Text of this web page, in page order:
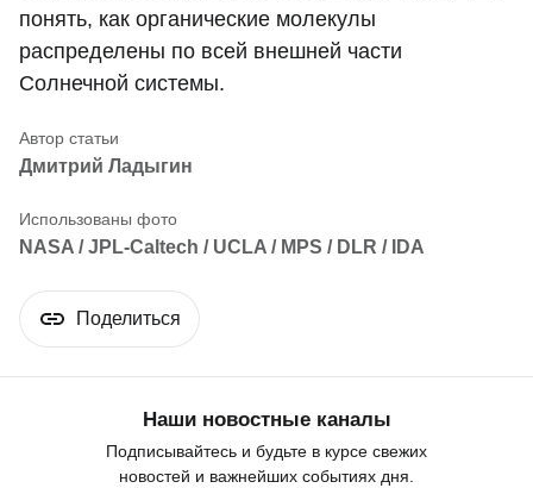
понять, как органические молекулы
распределены по всей внешней части
Солнечной системы.
Дмитрий Ладыгин
NASA / JPL-Caltech / UCLA / MPS / DLR / IDA
Поделиться
Наши новостные каналы
Подписывайтесь и будьте в курсе свежих
новостей и важнейших событиях дня.